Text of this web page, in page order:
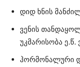
დიდ ხნის
ვენის
უკმარისობა ე.წ.
ჰორმონალური